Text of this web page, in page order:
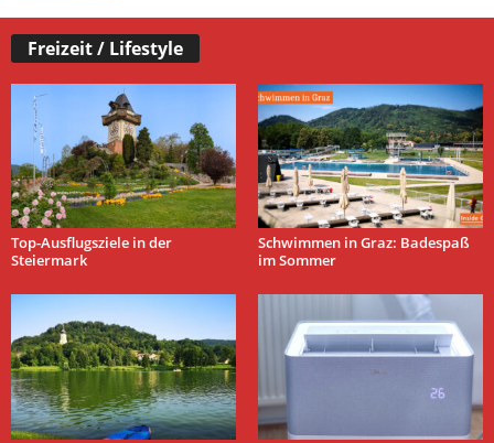
Freizeit / Lifestyle
Top-Ausflugsziele in der
Steiermark
Schwimmen in Graz: Badespaß
im Sommer